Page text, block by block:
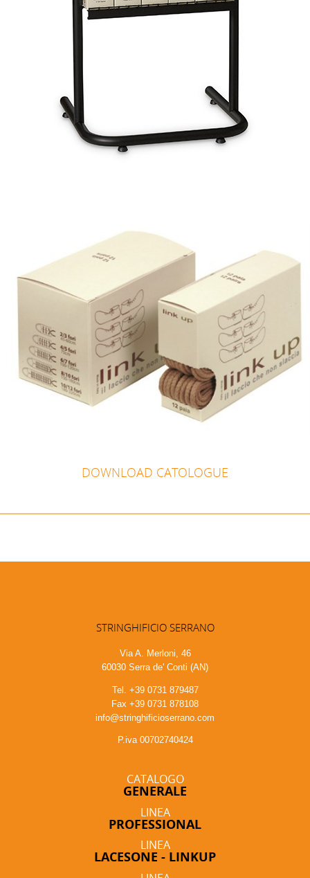
DOWNLOAD CATOLOGUE
STRINGHIFICIO SERRANO
Via A. Merloni, 46
60030 Serra de' Conti (AN)
Tel. +39 0731 879487
Fax +39 0731 878108
info@stringhificioserrano.com
P.iva 00702740424
CATALOGO
GENERALE
LINEA
PROFESSIONAL
LINEA
LACESONE - LINKUP